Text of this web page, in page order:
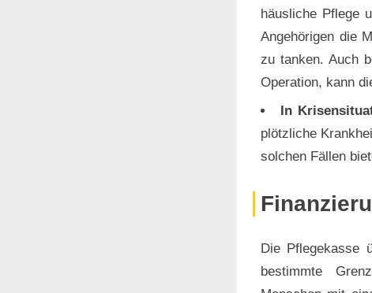
häusliche Pflege
Angehörigen die
zu tanken. Auch
Operation, kann
In
plötzliche
solchen Fällen
Die Pflegekasse
bestimmte